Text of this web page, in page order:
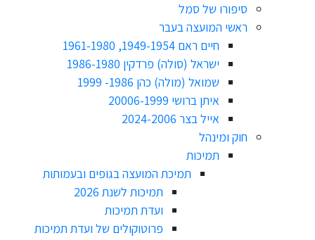
סיפורו של סמל
ראשי המועצה בעבר
חיים ראם 1949-1954, 1961-1980
ישראל (סולה) פרדקין 1986-1980
שמואל (מולה) כהן 1986- 1999
איתן ברושי 20006-1999
אייל בצר 2024-2006
חוק ומינהל
תמיכות
תמיכת המועצה בגופים ובעמותות
תמיכות לשנת 2026
ועדת תמיכות
פרוטוקולים של ועדת תמיכות